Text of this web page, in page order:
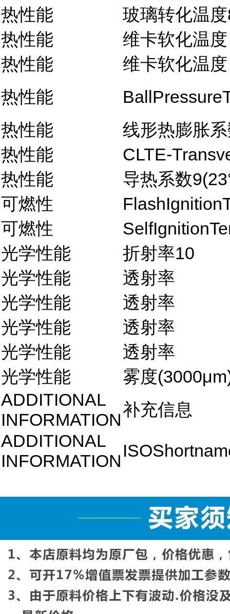
热性能
玻璃转化温
热性能
维卡软化温度
热性能
维卡软化温度
热性能
热性能
线形热膨胀
热性能
CLTE-
热性能
导热系数
可燃性
可燃性
光学性能
折射率10
光学性能
透射率
光学性能
透射率
光学性能
透射率
光学性能
透射率
光学性能
雾度
ADDITIONAL
INFORMATION
补充信息
ADDITIONAL
INFORMATION